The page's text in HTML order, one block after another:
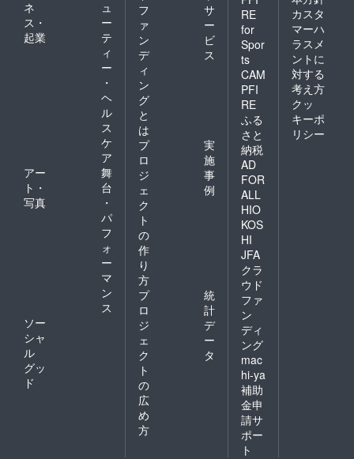
に溢れた表情で、こちらが
ワクワクするほどでした。
そんななか、今回のクラウ
ドファンディング。応援せ
ずにはいられません。彼は
田村市の企業に就職する予
定で、クラフトビールでの
町おこしに情熱を燃やして
いると聞きました。これか
ら先、地域のリーダー的存
在になってもらいたい人材
ですので、是非成功して
いってほしいと思います。
これからも期待しているの
で、頑張って下さい！佐々
木千賀子さん初めて草太く
んにお会いしたのは、外国
にルーツを持つ子どもたち
のためのキャンプにて。抜
群の笑顔と心遣いで子ども
ネ
ス・
起業
ュ
ー
テ
ィ
ー
・
ヘ
ル
ス
ケ
ア
アー
ト・
写真
舞
台
・
パ
フ
ォ
ー
マ
ン
ス
ソー
シャ
ル
グッ
ド
フ
ァ
ン
デ
ィ
ン
グ
と
は
サ
ー
ビ
ス
プ
ロ
ジ
ェ
ク
ト
の
作
り
方
実
施
事
例
プ
ロ
ジ
ェ
ク
ト
の
広
め
方
統
計
デ
ー
タ
RE
for
Spor
ts
CAM
PFI
RE
ふる
さと
納税
AD
FOR
ALL
HIO
KOS
HI
JFA
クラ
ウド
ファ
ン
ディ
ング
mac
hi-ya
補助
金申
請サ
ポー
ト
カスタ
マーハ
ラスメ
ントに
対する
考え方
クッ
キーポ
リシー